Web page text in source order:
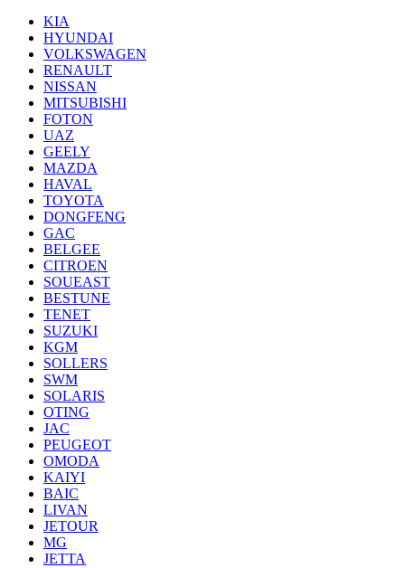
KIA
HYUNDAI
VOLKSWAGEN
RENAULT
NISSAN
MITSUBISHI
FOTON
UAZ
GEELY
MAZDA
HAVAL
TOYOTA
DONGFENG
GAC
BELGEE
CITROEN
SOUEAST
BESTUNE
TENET
SUZUKI
KGM
SOLLERS
SWM
SOLARIS
OTING
JAC
PEUGEOT
OMODA
KAIYI
BAIC
LIVAN
JETOUR
MG
JETTA